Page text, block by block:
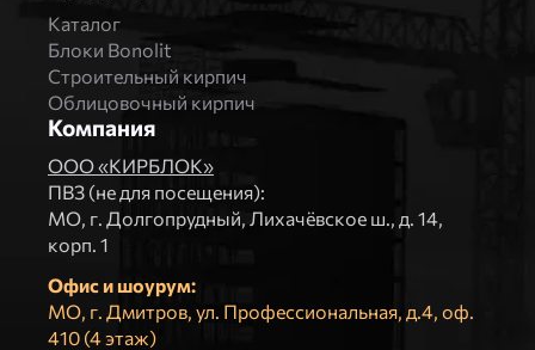
Каталог
Блоки Bonolit
Строительный кирпич
Облицовочный кирпич
Компания
ООО «КИРБЛОК»
ПВЗ (не для посещения):
МO, г. Долгопрудный, Лихачёвское ш., д. 14,
корп. 1
Офис и шоурум:
МО, г. Дмитров, ул. Профессиональная, д.4, оф.
410 (4 этаж)